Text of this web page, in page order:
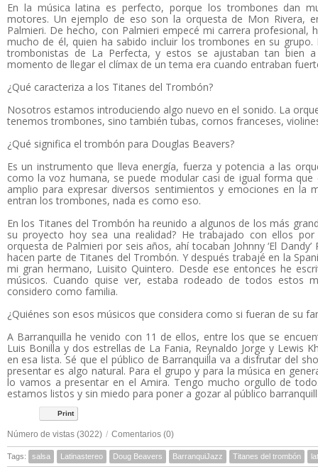
En la música latina es perfecto, porque los trombones dan
motores. Un ejemplo de eso son la orquesta de Mon Rivera,
Palmieri. De hecho, con Palmieri empecé mi carrera profesional,
mucho de él, quien ha sabido incluir los trombones en su grupo.
trombonistas de La Perfecta, y estos se ajustaban tan bien
momento de llegar el clímax de un tema era cuando entraban
¿Qué caracteriza a los Titanes del Trombón?
Nosotros estamos introduciendo algo nuevo en el sonido. La
tenemos trombones, sino también tubas, cornos franceses,
¿Qué significa el trombón para Douglas Beavers?
Es un instrumento que lleva energía, fuerza y potencia a las
como la voz humana, se puede modular casi de igual forma
amplio para expresar diversos sentimientos y emociones en la
entran los trombones, nada es como eso.
En los Titanes del Trombón ha reunido a algunos de los más
su proyecto hoy sea una realidad? He trabajado con ellos
orquesta de Palmieri por seis años, ahí tocaban Johnny ‘El
hacen parte de Titanes del Trombón. Y después trabajé en la
mi gran hermano, Luisito Quintero. Desde ese entonces he
músicos. Cuando quise ver, estaba rodeado de todos estos
considero como familia.
¿Quiénes son esos músicos que considera como si fueran de su
A Barranquilla he venido con 11 de ellos, entre los que se
Luis Bonilla y dos estrellas de La Fania, Reynaldo Jorge y Lewis
en esa lista. Sé que el público de Barranquilla va a disfrutar del
presentar es algo natural. Para el grupo y para la música en
lo vamos a presentar en el Amira. Tengo mucho orgullo de
estamos listos y sin miedo para poner a gozar al público
Print
Número de vistas (3022) / Comentarios (0)
Tags: salsa Latinastereo Doug Beavers BarranquiJazz Titanes del trombón